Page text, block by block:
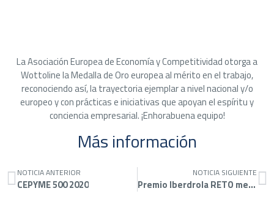
La Asociación Europea de Economía y Competitividad otorga a
Wottoline la Medalla de Oro europea al mérito en el trabajo,
reconociendo así, la trayectoria ejemplar a nivel nacional y/o
europeo y con prácticas e iniciativas que apoyan el espíritu y
conciencia empresarial. ¡Enhorabuena equipo!
Más información
NOTICIA ANTERIOR
CEPYME 500 2020
NOTICIA SIGUIENTE
Premio Iberdrola RETO mención Covid-19